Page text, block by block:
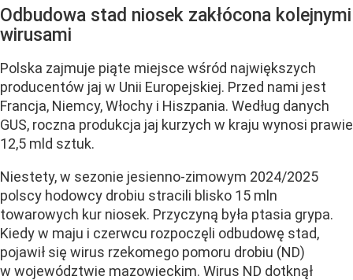
Odbudowa stad niosek zakłócona kolejnymi
wirusami
Polska zajmuje piąte miejsce wśród największych
producentów jaj w Unii Europejskiej. Przed nami jest
Francja, Niemcy, Włochy i Hiszpania. Według danych
GUS, roczna produkcja jaj kurzych w kraju wynosi prawie
12,5 mld sztuk.
Niestety, w sezonie jesienno-zimowym 2024/2025
polscy hodowcy drobiu stracili blisko 15 mln
towarowych kur niosek. Przyczyną była ptasia grypa.
Kiedy w maju i czerwcu rozpoczęli odbudowę stad,
pojawił się wirus rzekomego pomoru drobiu (ND)
w województwie mazowieckim. Wirus ND dotknął